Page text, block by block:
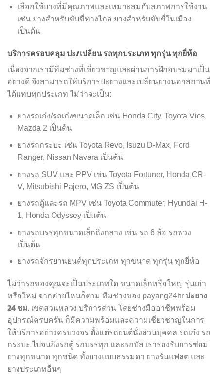
เลือกใช้ยางที่มีคุณภาพและเหมาะสมกับสภาพการใช้งาน
เช่น ยางสำหรับขับขี่ทางไกล ยางสำหรับขับขี่ในเมือง
เป็นต้น
บริการครอบคลุม ปะ/เปลี่ยน รถทุกประเภท ทุกรุ่น ทุกยี่ห้อ
เนื่องจากเรามีทีมช่างที่เชี่ยวชาญและผ่านการฝึกอบรมมาเป็น
อย่างดี จึงสามารถให้บริการปะยางและเปลี่ยนยางนอกสถานที่
ได้แทบทุกประเภท ไม่ว่าจะเป็น:
ยางรถเก๋ง/รถเก๋งขนาดเล็ก เช่น Honda City, Toyota Vios,
Mazda 2 เป็นต้น
ยางรถกระบะ เช่น Toyota Revo, Isuzu D-Max, Ford
Ranger, Nissan Navara เป็นต้น
ยางรถ SUV และ PPV เช่น Toyota Fortuner, Honda CR-
V, Mitsubishi Pajero, MG ZS เป็นต้น
ยางรถตู้และรถ MPV เช่น Toyota Commuter, Hyundai H-
1, Honda Odyssey เป็นต้น
ยางรถบรรทุกขนาดเล็กถึงกลาง เช่น รถ 6 ล้อ รถพ่วง
เป็นต้น
ยางรถจักรยานยนต์ทุกประเภท ทุกขนาด ทุกรุ่น ทุกยี่ห้อ
ไม่ว่ารถของคุณจะเป็นประเภทใด ขนาดเล็กหรือใหญ่ รุ่นเก่า
หรือใหม่ จากค่ายไหนก็ตาม ทีมช่างของ payang24hr ปะยาง
24 ชม. เขตสวนหลวง บริการด่วน โดยช่างมืออาชีพพร้อม
อุปกรณ์ครบครัน ก็มีความพร้อมและความเชี่ยวชาญในการ
ให้บริการอย่างครบวงจร ตั้งแต่รถยนต์นั่งส่วนบุคคล รถเก๋ง รถ
กระบะ ไปจนถึงรถตู้ รถบรรทุก และรถบัส เรารองรับการซ่อม
ยางทุกขนาด ทุกชนิด ทั้งยางแบบธรรมดา ยางรันแฟลต และ
ยางประเภทอื่นๆ